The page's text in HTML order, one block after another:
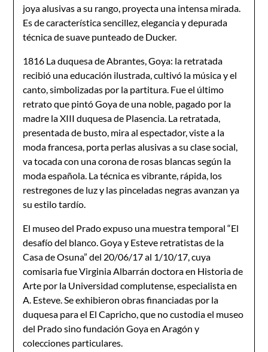
joya alusivas a su rango, proyecta una intensa mirada.
Es de característica sencillez, elegancia y depurada
técnica de suave punteado de Ducker.
1816 La duquesa de Abrantes, Goya: la retratada
recibió una educación ilustrada, cultivó la música y el
canto, simbolizadas por la partitura. Fue el último
retrato que pintó Goya de una noble, pagado por la
madre la XIII duquesa de Plasencia. La retratada,
presentada de busto, mira al espectador, viste a la
moda francesa, porta perlas alusivas a su clase social,
va tocada con una corona de rosas blancas según la
moda española. La técnica es vibrante, rápida, los
restregones de luz y las pinceladas negras avanzan ya
su estilo tardío.
El museo del Prado expuso una muestra temporal “El
desafío del blanco. Goya y Esteve retratistas de la
Casa de Osuna” del 20/06/17 al 1/10/17, cuya
comisaria fue Virginia Albarrán doctora en Historia de
Arte por la Universidad complutense, especialista en
A. Esteve. Se exhibieron obras financiadas por la
duquesa para el El Capricho, que no custodia el museo
del Prado sino fundación Goya en Aragón y
colecciones particulares.